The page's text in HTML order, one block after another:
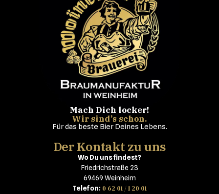
Mach Dich locker!
Wir sind’s schon.
Für das beste Bier Deines Lebens.
Der Kontakt zu uns
Wo Du uns findest?
Friedrichstraße 23
69469 Weinheim
Telefon: 0 62 01 / 1 20 01